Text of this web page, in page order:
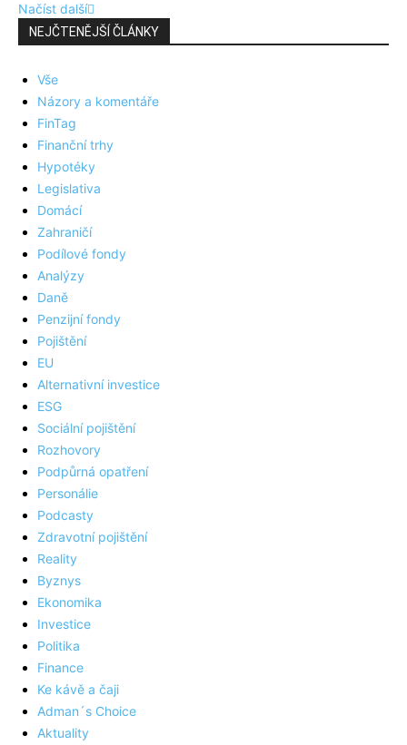
Načíst další
NEJČTENĚJŠÍ ČLÁNKY
Vše
Názory a komentáře
FinTag
Finanční trhy
Hypotéky
Legislativa
Domácí
Zahraničí
Podílové fondy
Analýzy
Daně
Penzijní fondy
Pojištění
EU
Alternativní investice
ESG
Sociální pojištění
Rozhovory
Podpůrná opatření
Personálie
Podcasty
Zdravotní pojištění
Reality
Byznys
Ekonomika
Investice
Politika
Finance
Ke kávě a čaji
Adman´s Choice
Aktuality